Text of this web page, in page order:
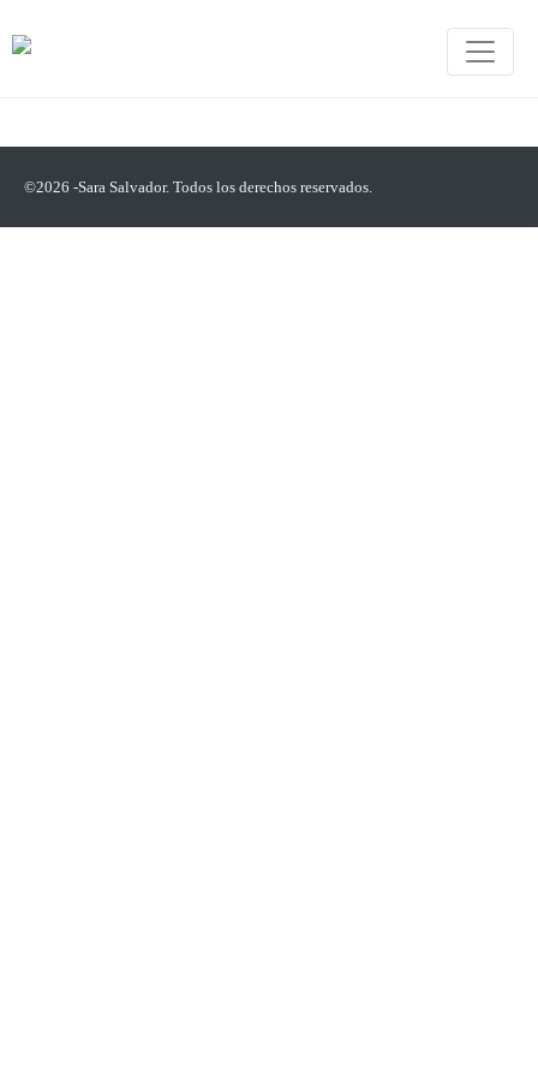
©2026 -Sara Salvador. Todos los derechos reservados.